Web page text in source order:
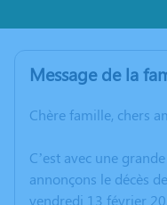
Message de la
Chère famille, chers
C’est avec une
annonçons le décès
vendredi 13 février